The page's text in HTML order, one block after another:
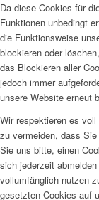
Da diese Cookies für
Funktionen unbedingt
die Funktionsweise
blockieren oder
das Blockieren aller
jedoch immer
unsere Website erneut
Wir respektieren es
zu vermeiden, dass
Sie uns bitte, einen
sich jederzeit
vollumfänglich nutzen
gesetzten Cookies auf